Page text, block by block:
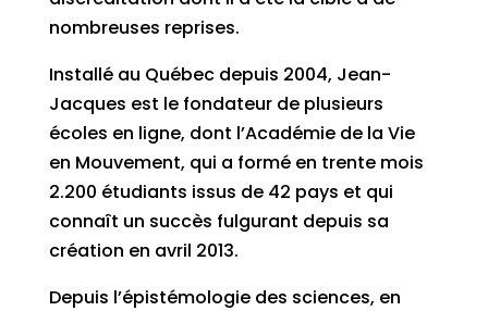
nombreuses reprises.
Installé au Québec depuis 2004, Jean-
Jacques est le fondateur de plusieurs
écoles en ligne, dont l’Académie de la Vie
en Mouvement, qui a formé en trente mois
2.200 étudiants issus de 42 pays et qui
connaît un succès fulgurant depuis sa
création en avril 2013.
Depuis l’épistémologie des sciences, en